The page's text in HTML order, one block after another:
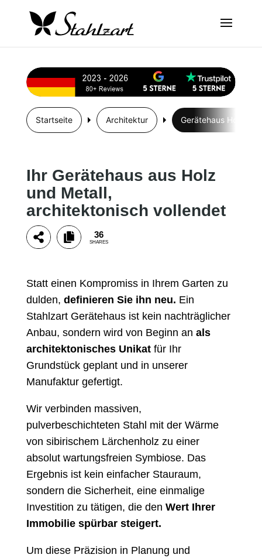
Startseite Architektur Gerätehaus Holz
Ihr Gerätehaus aus Holz
und Metall,
architektonisch vollendet
36
SHARES
Statt einen Kompromiss in Ihrem Garten zu
dulden, definieren Sie ihn neu. Ein
Stahlzart Gerätehaus ist kein nachträglicher
Anbau, sondern wird von Beginn an als
architektonisches Unikatfür Ihr
Grundstück geplant und in unserer
Manufaktur gefertigt.
Wir verbinden massiven,
pulverbeschichteten Stahl mit der Wärme
von sibirischem Lärchenholz zu einer
absolut wartungsfreien Symbiose. Das
Ergebnis ist kein einfacher Stauraum,
sondern die Sicherheit, eine einmalige
Investition zu tätigen, die den Wert Ihrer
Immobilie spürbar steigert.
Um diese Präzision in Planung und